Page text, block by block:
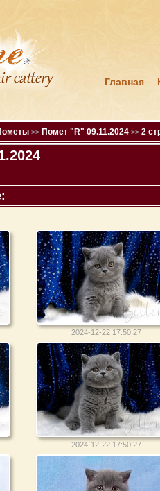
Главная
>> Помет "R" 09.11.2024 >> 2
2024-12-22 17:50:27
2024-12-22 17:50:27